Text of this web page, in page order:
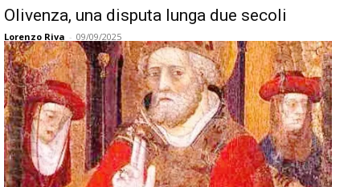
Olivenza, una disputa lunga due secoli
Lorenzo Riva - 09/09/2025